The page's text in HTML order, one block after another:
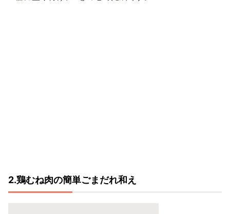
2.鶏むね肉の簡単ごまだれ和え